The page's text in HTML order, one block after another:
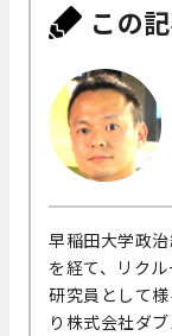
この
早稲田大学政
を経て、リク
研究員として
り株式会社ダ